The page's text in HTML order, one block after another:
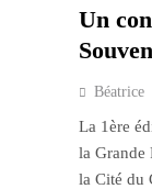
Un
Béatrice
La 1ère
la Grande
la Cité du